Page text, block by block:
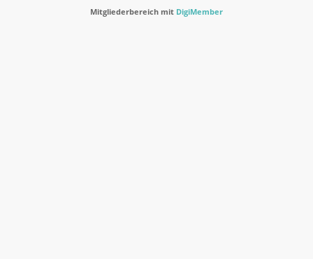
Mitgliederbereich mit DigiMember